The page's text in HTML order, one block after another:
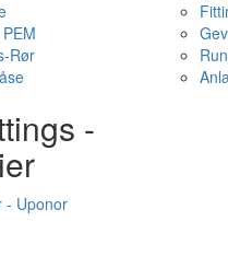
Rør
-
- Uponor